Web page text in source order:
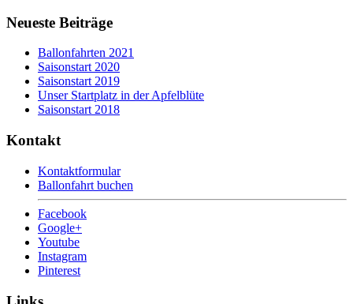
Neueste Beiträge
Ballonfahrten 2021
Saisonstart 2020
Saisonstart 2019
Unser Startplatz in der Apfelblüte
Saisonstart 2018
Kontakt
Kontaktformular
Ballonfahrt buchen
Facebook
Google+
Youtube
Instagram
Pinterest